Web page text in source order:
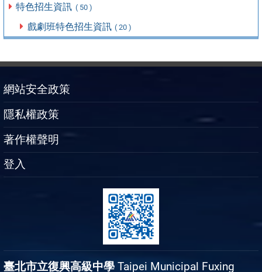
特色招生資訊 ( 50 )
戲劇班特色招生資訊 ( 20 )
網站安全政策
隱私權政策
著作權聲明
登入
臺北市立復興高級中學 Taipei Municipal Fuxing